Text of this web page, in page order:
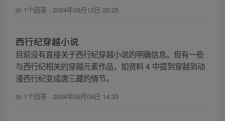
1个回答 · 2024年09月12日 20:25
西行纪穿越小说
目前没有直接关于西行纪穿越小说的明确信息。但有一些
与西行纪相关的穿越元素作品，如资料 4 中提到穿越到动
漫西行纪变成唐三藏的情节。
1个回答 · 2024年09月09日 14:33